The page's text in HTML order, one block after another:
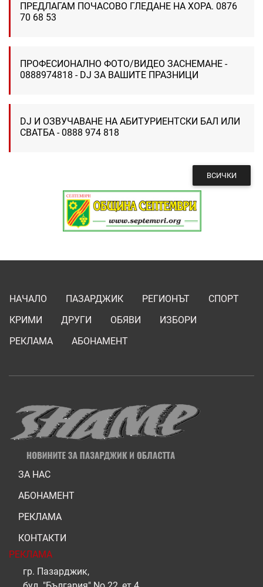
ПРЕДЛАГАМ ПОЧАСОВО ГЛЕДАНЕ НА ХОРА. 0876
70 68 53
ПРОФЕСИОНАЛНО ФОТО/ВИДЕО ЗАСНЕМАНЕ -
0888974818 - DJ ЗА ВАШИТЕ ПРАЗНИЦИ
DJ И ОЗВУЧАВАНЕ НА АБИТУРИЕНТСКИ БАЛ ИЛИ
СВАТБА - 0888 974 818
ВСИЧКИ
НАЧАЛО ПАЗАРДЖИК РЕГИОНЪТ
СПОРТ
КРИМИ
ДРУГИ ОБЯВИ
ИЗБОРИ
РЕКЛАМА
АБОНАМЕНТ
ЗА НАС
АБОНАМЕНТ
РЕКЛАМА
КОНТАКТИ
РЕКЛАМА
гр. Пазарджик,